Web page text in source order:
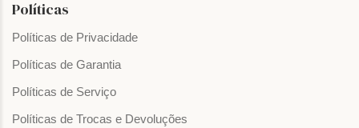
Políticas
Políticas de Privacidade
Políticas de Garantia
Políticas de Serviço
Políticas de Trocas e Devoluções